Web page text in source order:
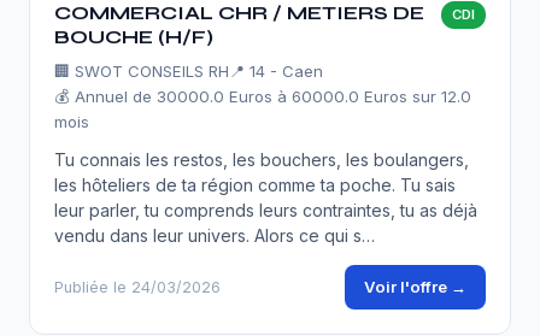
COMMERCIAL CHR / METIERS DE
BOUCHE (H/F)
CDI
🏢 SWOT CONSEILS RH 📍 14 - Caen
💰 Annuel de 30000.0 Euros à 60000.0 Euros sur 12.0
mois
Tu connais les restos, les bouchers, les boulangers,
les hôteliers de ta région comme ta poche. Tu sais
leur parler, tu comprends leurs contraintes, tu as déjà
vendu dans leur univers. Alors ce qui s…
Publiée le 24/03/2026 Voir l'offre →